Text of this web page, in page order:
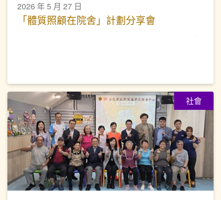
2026 年 5 月 27 日
「體質照顧在院舍」計劃分享會
社會